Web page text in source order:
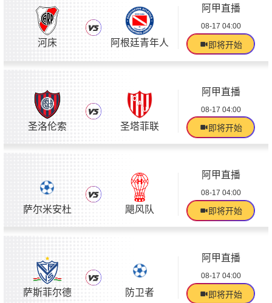
河床 阿根廷青年人
阿甲直播
08-17 04:00
即将开始
圣洛伦索 圣塔菲联
阿甲直播
08-17 04:00
即将开始
萨尔米安杜 飓风队
阿甲直播
08-17 04:00
即将开始
萨斯菲尔德 防卫者
阿甲直播
08-17 04:00
即将开始